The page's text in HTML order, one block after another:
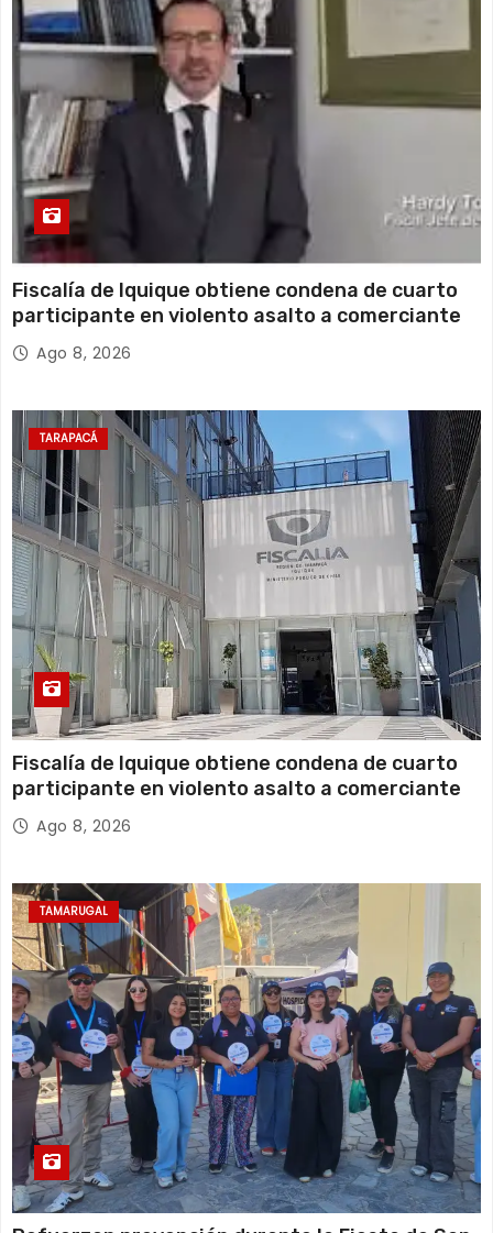
15 de agosto
Sábado 19°C
Fiscalía de Iquique obtiene condena de cuarto
participante en violento asalto a comerciante
Ago 8, 2026
TARAPACÁ
Fiscalía de Iquique obtiene condena de cuarto
participante en violento asalto a comerciante
Ago 8, 2026
TAMARUGAL